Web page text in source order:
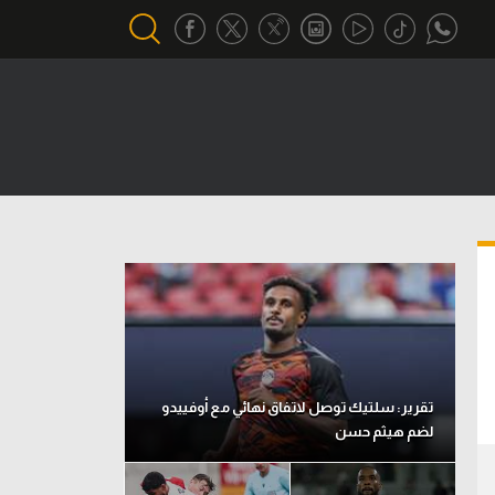
تحقيق في الجول
تقرير في الجول
تحليل في الجول
حكايات في الجول
كويز في الجول
فيديو في الجول
تقرير: سلتيك توصل لاتفاق نهائي مع أوفييدو
لضم هيثم حسن